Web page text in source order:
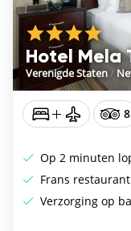
Hotel Mela
Verenigde Staten/
8
Op 2 minuten
Frans
Verzorging op